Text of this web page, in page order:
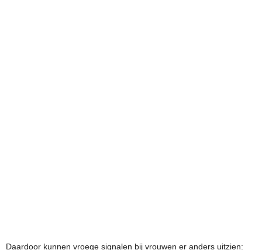
Daardoor kunnen vroege signalen bij vrouwen er anders uitzien: